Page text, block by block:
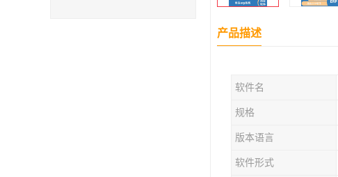
产品描述
软件名
规格
版本语言
软件形式